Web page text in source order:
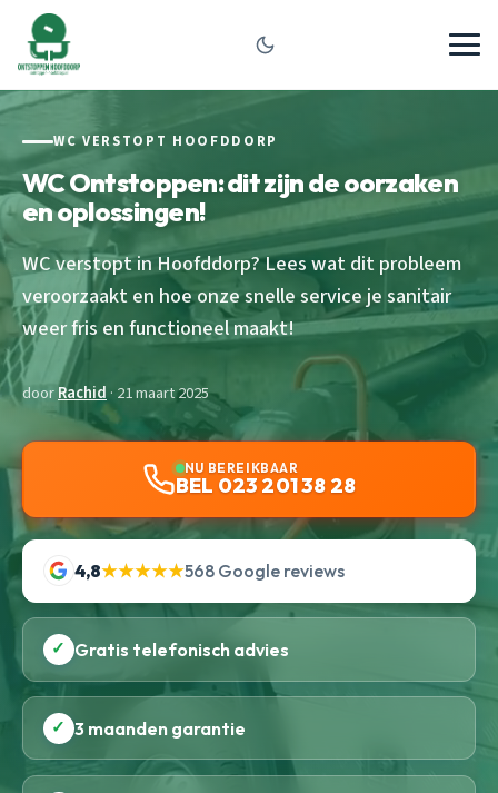
WC VERSTOPT HOOFDDORP
WC Ontstoppen: dit zijn de oorzaken
en oplossingen!
WC verstopt in Hoofddorp? Lees wat dit probleem
veroorzaakt en hoe onze snelle service je sanitair
weer fris en functioneel maakt!
doorRachid· 21 maart 2025
NU BEREIKBAAR
BEL 023 201 38 28
4,8★★★★★568 Google reviews
✓ Gratis telefonisch advies
✓ 3 maanden garantie